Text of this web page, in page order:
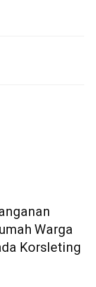
Warga
Korsleting